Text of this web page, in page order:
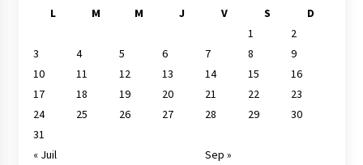
L
M M J V S
D
1
2
3
4 5 6 7 8
9
10
11 12 13 14 15
16
17
18 19 20 21 22
23
24
25 26 27 28 29
30
31
« Juil
Sep »